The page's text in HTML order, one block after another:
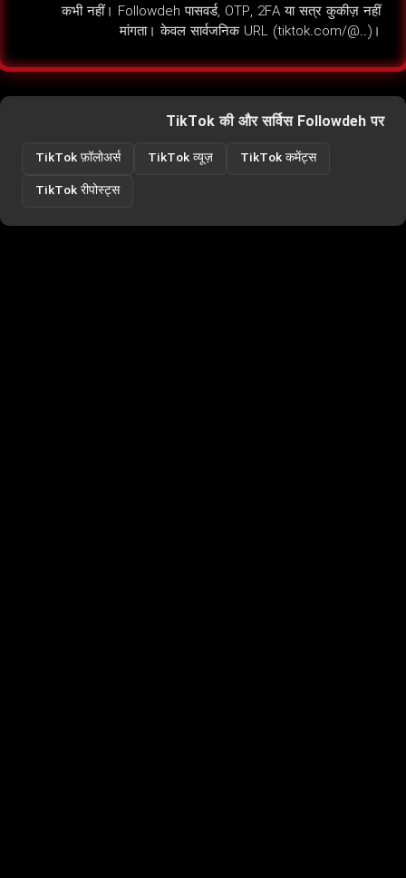
कभी नहीं। Followdeh पासवर्ड, OTP, 2FA या सत्र कुकीज़ नहीं
मांगता। केवल सार्वजनिक URL (tiktok.com/@..)।
TikTok की और सर्विस Followdeh पर
TikTok फ़ॉलोअर्स TikTok व्यूज़
TikTok कमेंट्स
TikTok रीपोस्ट्स